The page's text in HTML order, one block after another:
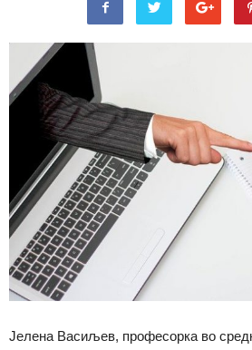
Јелена Васиљев, професорка во